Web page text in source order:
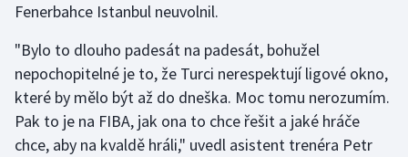
Short track
Sportovní střelba
Stolní tenis
Triatlon
Fenerbahce Istanbul neuvolnil.
"Bylo to dlouho padesát na padesát, bohužel
nepochopitelné je to, že Turci nerespektují ligové okno,
které by mělo být až do dneška. Moc tomu nerozumím.
Pak to je na FIBA, jak ona to chce řešit a jaké hráče
chce, aby na kvaldě hráli," uvedl asistent trenéra Petr